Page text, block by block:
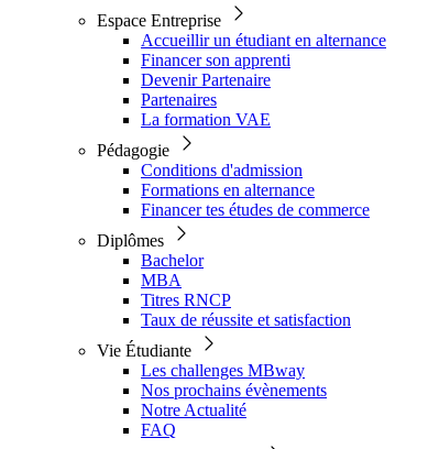
Espace Entreprise
Accueillir un étudiant en alternance
Financer son apprenti
Devenir Partenaire
Partenaires
La formation VAE
Pédagogie
Conditions d'admission
Formations en alternance
Financer tes études de commerce
Diplômes
Bachelor
MBA
Titres RNCP
Taux de réussite et satisfaction
Vie Étudiante
Les challenges MBway
Nos prochains évènements
Notre Actualité
FAQ